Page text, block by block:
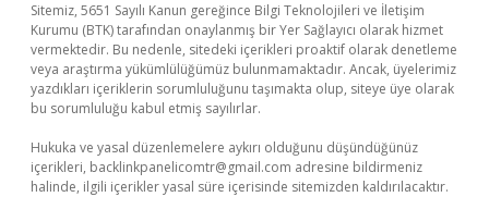
Sitemiz, 5651 Sayılı Kanun gereğince Bilgi Teknolojileri ve İletişim
Kurumu (BTK) tarafından onaylanmış bir Yer Sağlayıcı olarak hizmet
vermektedir. Bu nedenle, sitedeki içerikleri proaktif olarak denetleme
veya araştırma yükümlülüğümüz bulunmamaktadır. Ancak, üyelerimiz
yazdıkları içeriklerin sorumluluğunu taşımakta olup, siteye üye olarak
bu sorumluluğu kabul etmiş sayılırlar.
Hukuka ve yasal düzenlemelere aykırı olduğunu düşündüğünüz
içerikleri, backlinkpanelicomtr@gmail.com adresine bildirmeniz
halinde, ilgili içerikler yasal süre içerisinde sitemizden kaldırılacaktır.